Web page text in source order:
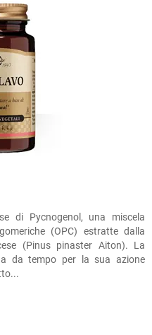
di Pycnogenol, una miscela
(OPC) estratte dalla
(Pinus pinaster Aiton). La
da tempo per la sua azione